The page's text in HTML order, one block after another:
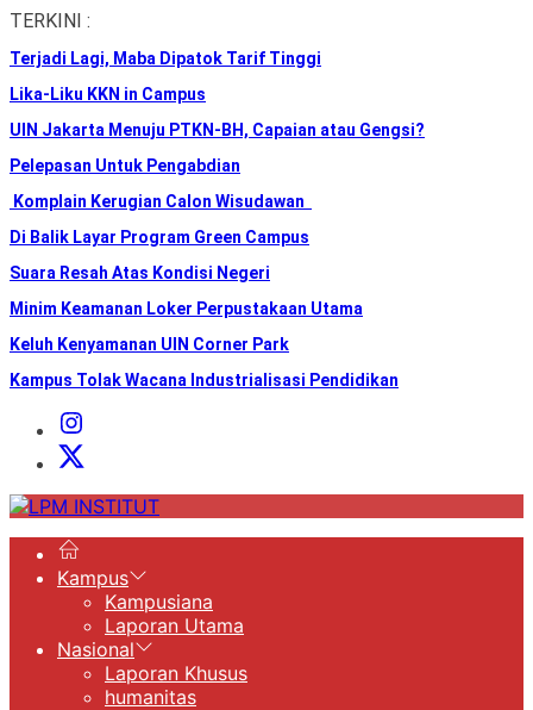
Skip
the
content
TERKINI :
Terjadi Lagi, Maba Dipatok Tarif Tinggi
Lika-Liku KKN in Campus
UIN Jakarta Menuju PTKN-BH, Capaian atau Gengsi?
Pelepasan Untuk Pengabdian
Komplain Kerugian Calon Wisudawan
Di Balik Layar Program Green Campus
Suara Resah Atas Kondisi Negeri
Minim Keamanan Loker Perpustakaan Utama
Keluh Kenyamanan UIN Corner Park
Kampus Tolak Wacana Industrialisasi Pendidikan
Instagram
Institut
X
LPM
Kampus
Kampusiana
Laporan Utama
Nasional
Laporan Khusus
humanitas